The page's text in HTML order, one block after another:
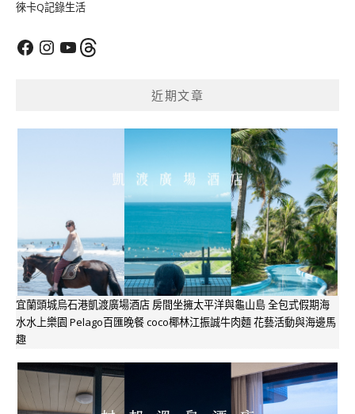
徠卡Q記錄生活
FacebookInstagram
YouTubeThreads
近期文章
宜蘭頭城烏石港凱渡廣場酒店 房間坐擁太平洋與龜山島 全包式假期海
水水上樂園 Pelago百匯晚餐 coco椰林江振誠牛肉麵 花藝活動與海邊馬
趣